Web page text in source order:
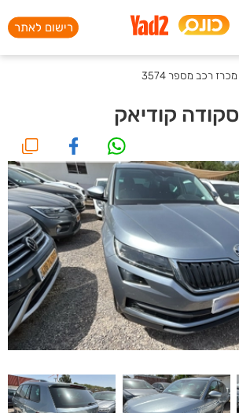
רישום לאתר
מכרז רכב מספר 3574
סקודה קודיאק